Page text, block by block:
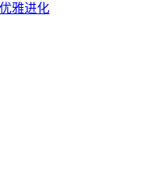
雅进化